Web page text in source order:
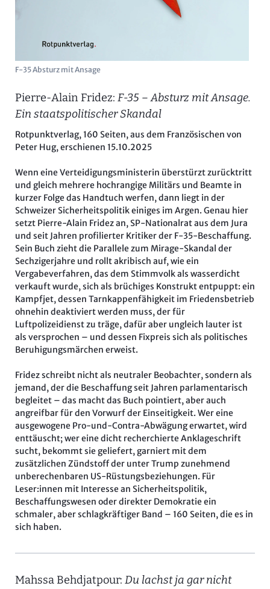
F-35 Absturz mit Ansage
Pierre-Alain Fridez: F-35 – Absturz mit Ansage.
Ein staatspolitischer Skandal
Rotpunktverlag, 160 Seiten, aus dem Französischen von
Peter Hug, erschienen 15.10.2025
Wenn eine Verteidigungsministerin überstürzt zurücktritt
und gleich mehrere hochrangige Militärs und Beamte in
kurzer Folge das Handtuch werfen, dann liegt in der
Schweizer Sicherheitspolitik einiges im Argen. Genau hier
setzt Pierre-Alain Fridez an, SP-Nationalrat aus dem Jura
und seit Jahren profilierter Kritiker der F-35-Beschaffung.
Sein Buch zieht die Parallele zum Mirage-Skandal der
Sechzigerjahre und rollt akribisch auf, wie ein
Vergabeverfahren, das dem Stimmvolk als wasserdicht
verkauft wurde, sich als brüchiges Konstrukt entpuppt: ein
Kampfjet, dessen Tarnkappenfähigkeit im Friedensbetrieb
ohnehin deaktiviert werden muss, der für
Luftpolizeidienst zu träge, dafür aber ungleich lauter ist
als versprochen – und dessen Fixpreis sich als politisches
Beruhigungsmärchen erweist.
Fridez schreibt nicht als neutraler Beobachter, sondern als
jemand, der die Beschaffung seit Jahren parlamentarisch
begleitet – das macht das Buch pointiert, aber auch
angreifbar für den Vorwurf der Einseitigkeit. Wer eine
ausgewogene Pro-und-Contra-Abwägung erwartet, wird
enttäuscht; wer eine dicht recherchierte Anklageschrift
sucht, bekommt sie geliefert, garniert mit dem
zusätzlichen Zündstoff der unter Trump zunehmend
unberechenbaren US-Rüstungsbeziehungen. Für
Leser:innen mit Interesse an Sicherheitspolitik,
Beschaffungswesen oder direkter Demokratie ein
schmaler, aber schlagkräftiger Band – 160 Seiten, die es in
sich haben.
Mahssa Behdjatpour: Du lachst ja gar nicht